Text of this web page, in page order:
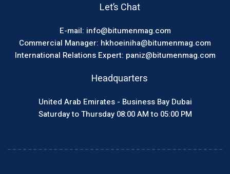
Let’s Chat
E-mail: info@bitumenmag.com
Commercial Manager: hkhoeiniha@bitumenmag.com
International Relations Expert: paniz@bitumenmag.com
Headquarters
United Arab Emirates - Business Bay Dubai
Saturday to Thursday 08:00 AM to 05:00 PM